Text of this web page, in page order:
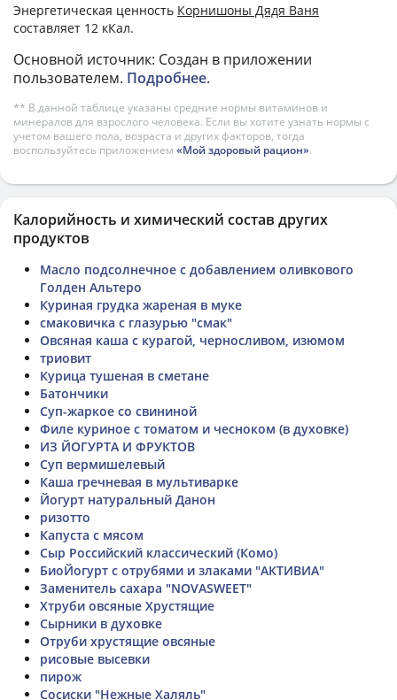
Энергетическая ценность Корнишоны Дядя Ваня
составляет 12 кКал.
Основной источник: Создан в приложении
пользователем. Подробнее.
** В данной таблице указаны средние нормы витаминов и
минералов для взрослого человека. Если вы хотите узнать нормы с
учетом вашего пола, возраста и других факторов, тогда
воспользуйтесь приложением «Мой здоровый рацион».
Калорийность и химический состав других
продуктов
Масло подсолнечное с добавлением оливкового
Голден Альтеро
Куриная грудка жареная в муке
смаковичка с глазурью "смак"
Овсяная каша с курагой, черносливом, изюмом
триовит
Курица тушеная в сметане
Батончики
Суп-жаркое со свининой
Филе куриное с томатом и чесноком (в духовке)
ИЗ ЙОГУРТА И ФРУКТОВ
Суп вермишелевый
Каша гречневая в мультиварке
Йогурт натуральный Данон
ризотто
Капуста с мясом
Сыр Российский классический (Комо)
БиоЙогурт с отрубями и злаками "АКТИВИА"
Заменитель сахара "NOVASWEET"
Хтруби овсяные Хрустящие
Сырники в духовке
Отруби хрустящие овсяные
рисовые высевки
пирож
Сосиски "Нежные Халяль"